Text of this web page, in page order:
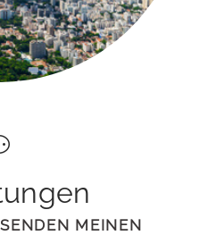
MEINEN